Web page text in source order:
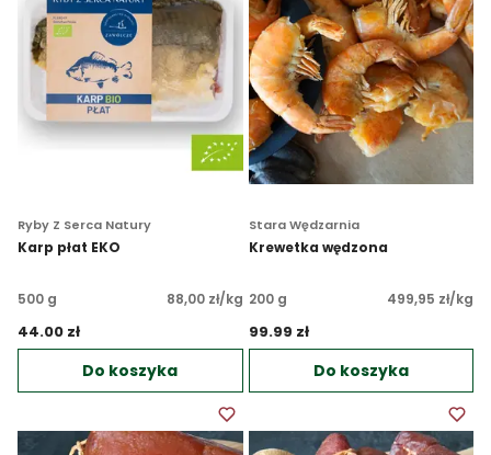
Ryby Z Serca Natury
Karp płat EKO
500 g 88,00 zł/kg
44.00 zł
Do koszyka
Stara Wędzarnia
Krewetka wędzona
200 g 499,95 zł/kg
99.99 zł
Do koszyka